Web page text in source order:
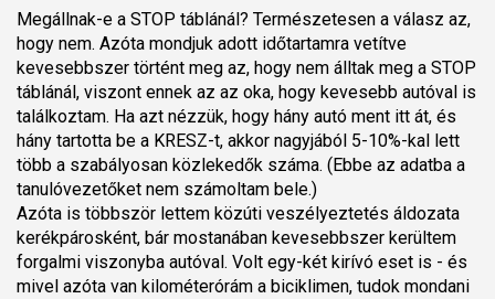
Megállnak-e a STOP táblánál? Természetesen a válasz az,
hogy nem. Azóta mondjuk adott időtartamra vetítve
kevesebbszer történt meg az, hogy nem álltak meg a STOP
táblánál, viszont ennek az az oka, hogy kevesebb autóval is
találkoztam. Ha azt nézzük, hogy hány autó ment itt át, és
hány tartotta be a KRESZ-t, akkor nagyjából 5-10%-kal lett
több a szabályosan közlekedők száma. (Ebbe az adatba a
tanulóvezetőket nem számoltam bele.)
Azóta is többször lettem közúti veszélyeztetés áldozata
kerékpárosként, bár mostanában kevesebbszer kerültem
forgalmi viszonyba autóval. Volt egy-két kirívó eset is - és
mivel azóta van kilométerórám a biciklimen, tudok mondani